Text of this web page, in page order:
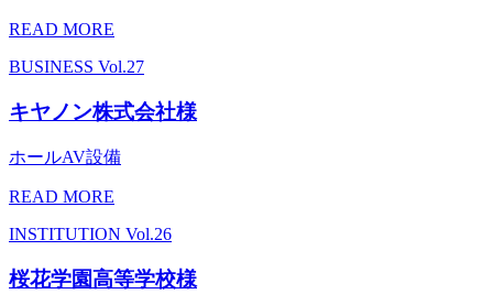
READ MORE
BUSINESS Vol.27
キヤノン株式会社様
ホールAV設備
READ MORE
INSTITUTION Vol.26
桜花学園高等学校様